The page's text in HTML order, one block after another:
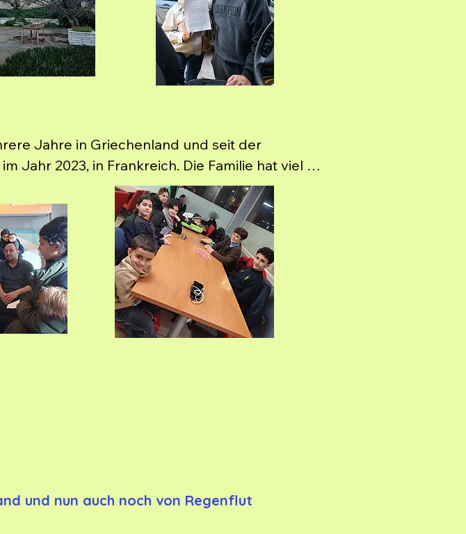
Jahre in Griechenland und seit der
Jahr 2023, in Frankreich. Die Familie hat viel
mit der Ablehnung ihres Asylgesuchs jäh
von der Polizei auf die Strasse
kurzfristig für vier Nächte in einem Hotel
(siehe Artikel auf der Webseite unter "Medien")
Eine Sammlung hat über 3000€ eingebracht
Nähe der Schule einziehen. Wir bleiben dran
und nun auch noch von Regenflut